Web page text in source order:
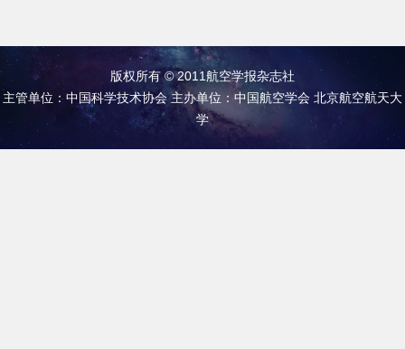
版权所有 © 2011航空学报杂志社
主管单位：中国科学技术协会 主办单位：中国航空学会 北京航空航天大
学